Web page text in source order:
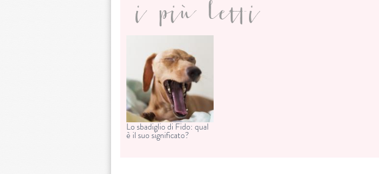
i più letti
Lo sbadiglio di Fido: qual
è il suo significato?